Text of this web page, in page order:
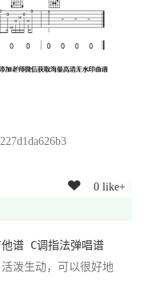
0 like+
谱 C调指法弹唱谱
泼生动，可以很好地